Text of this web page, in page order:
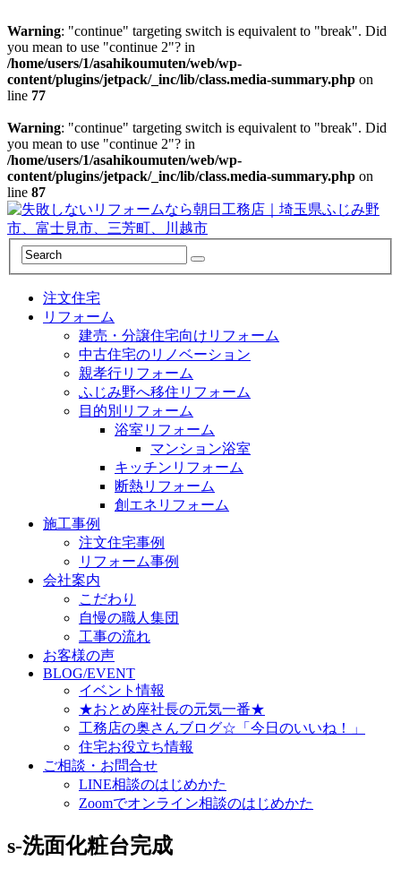
Warning: "continue" targeting switch is equivalent to "break". Did
you mean to use "continue 2"? in
/home/users/1/asahikoumuten/web/wp-
content/plugins/jetpack/_inc/lib/class.media-summary.php on
line 77
Warning: "continue" targeting switch is equivalent to "break". Did
you mean to use "continue 2"? in
/home/users/1/asahikoumuten/web/wp-
content/plugins/jetpack/_inc/lib/class.media-summary.php on
line 87
注文住宅
リフォーム
建売・分譲住宅向けリフォーム
中古住宅のリノベーション
親孝行リフォーム
ふじみ野へ移住リフォーム
目的別リフォーム
浴室リフォーム
マンション浴室
キッチンリフォーム
断熱リフォーム
創エネリフォーム
施工事例
注文住宅事例
リフォーム事例
会社案内
こだわり
自慢の職人集団
工事の流れ
お客様の声
BLOG/EVENT
イベント情報
★おとめ座社長の元気一番★
工務店の奥さんブログ☆「今日のいいね！」
住宅お役立ち情報
ご相談・お問合せ
LINE相談のはじめかた
Zoomでオンライン相談のはじめかた
s-洗面化粧台完成